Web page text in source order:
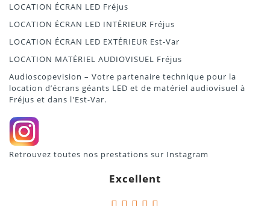
LOCATION ÉCRAN LED Fréjus
LOCATION ÉCRAN LED INTÉRIEUR Fréjus
LOCATION ÉCRAN LED EXTÉRIEUR Est-Var
LOCATION MATÉRIEL AUDIOVISUEL Fréjus
Audioscopevision – Votre partenaire technique pour la
location d’écrans géants LED et de matériel audiovisuel à
Fréjus et dans l'Est-Var.
Retrouvez toutes nos prestations sur Instagram
Excellent